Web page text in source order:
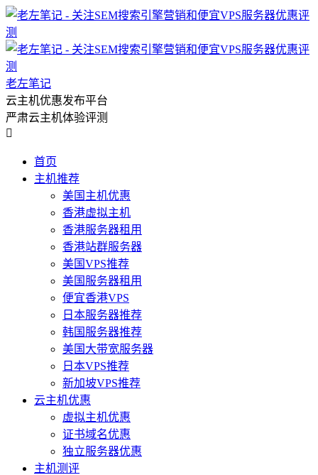
老左笔记
云主机优惠发布平台
严肃云主机体验评测

首页
主机推荐
美国主机优惠
香港虚拟主机
香港服务器租用
香港站群服务器
美国VPS推荐
美国服务器租用
便宜香港VPS
日本服务器推荐
韩国服务器推荐
美国大带宽服务器
日本VPS推荐
新加坡VPS推荐
云主机优惠
虚拟主机优惠
证书域名优惠
独立服务器优惠
主机测评